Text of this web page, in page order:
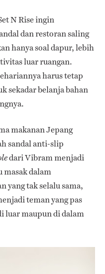
N Rise ingin
dan restoran saling
hanya soal dapur, lebih
luar ruangan.
harus tetap
sekadar belanja bahan
makanan Jepang
sandal anti-slip
dari Vibram menjadi
masak dalam
yang tak selalu sama,
teman yang pas
luar maupun di dalam